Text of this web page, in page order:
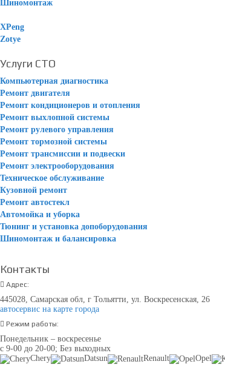
Шиномонтаж
XPeng
Zotye
Услуги СТО
Компьютерная диагностика
Ремонт двигателя
Ремонт кондиционеров и отопления
Ремонт выхлопной системы
Ремонт рулевого управления
Ремонт тормозной системы
Ремонт трансмиссии и подвески
Ремонт электрооборудования
Техническое обслуживание
Кузовной ремонт
Ремонт автостекл
Автомойка и уборка
Тюнинг и установка допоборудования
Шиномонтаж и балансировка
Контакты
Адрес:
445028, Самарская обл, г Тольятти, ул. Воскресенская, 26
автосервис на карте города
Режим работы:
Понедельник – воскресенье
с 9-00 до 20-00; Без выходных
Chery
Datsun Renault Opel